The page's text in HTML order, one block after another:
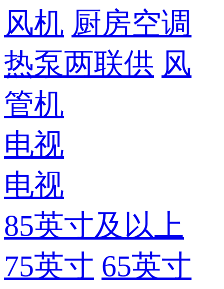
风机 厨房空调
热泵两联供 风
管机
电视
电视
85英寸及以上
75英寸 65英寸